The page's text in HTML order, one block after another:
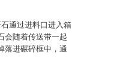
通过进料口进入箱
会随着传送带一起
落进碾碎框中，通